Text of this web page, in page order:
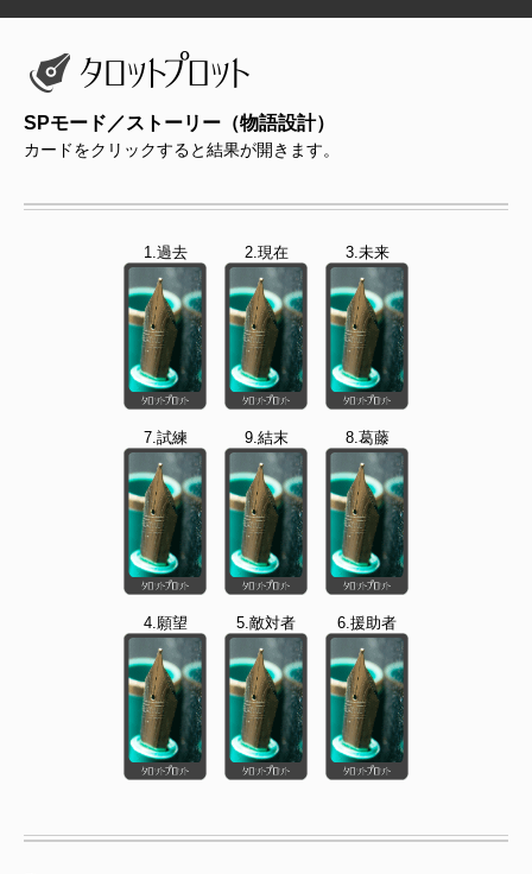
SPモード／ストーリー（物語設計）
カードをクリックすると結果が開きます。
1.過去 2.現在 3.未来
7.試練 9.結末 8.葛藤
4.願望 5.敵対者 6.援助者